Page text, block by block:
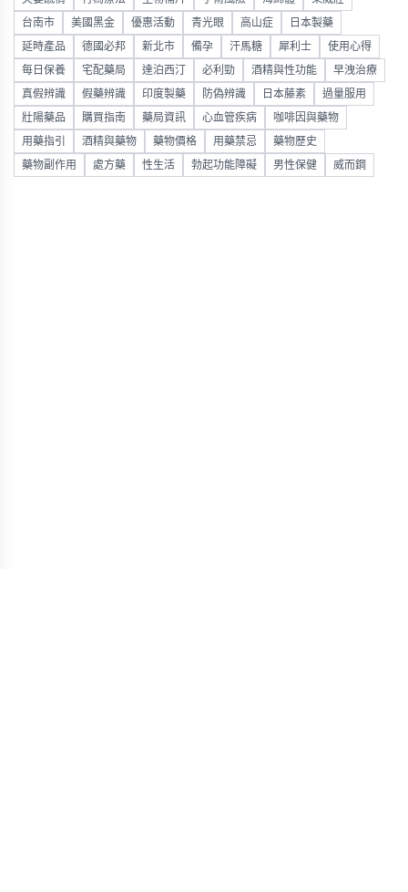
台南市 美國黑金 優惠活動 青光眼 高山症 日本製藥
延時產品 德國必邦 新北市 備孕 汗馬糖 犀利士 使用心得
每日保養 宅配藥局 達泊西汀 必利勁 酒精與性功能 早洩治療
真假辨識 假藥辨識 印度製藥 防偽辨識 日本藤素 過量服用
壯陽藥品 購買指南 藥局資訊 心血管疾病 咖啡因與藥物
用藥指引 酒精與藥物 藥物價格 用藥禁忌 藥物歷史
藥物副作用 處方藥 性生活 勃起功能障礙 男性保健 威而鋼